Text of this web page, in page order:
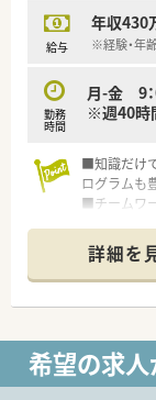
たくさんあ
給与
年収430
※経験・年
勤務
時間
月-金 9
※週40時
■知識だけ
ログラムも
■チームワ
■研修プロ
詳細を
希望の求